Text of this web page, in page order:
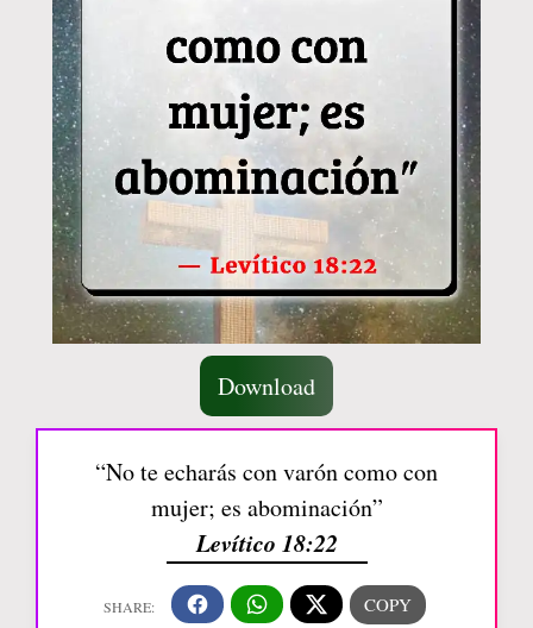
Download
“No te echarás con varón como con
mujer; es abominación”
Levítico 18:22